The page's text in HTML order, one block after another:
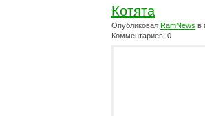
Котята
Опубликовал RamNews в
Комментариев: 0